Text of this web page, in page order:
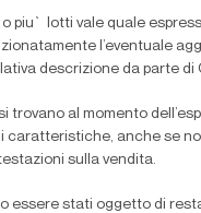
piu` lotti vale quale
l’eventuale
descrizione da parte di
trovano al momento
caratteristiche, anche se
sulla vendita.
essere stati oggetto di